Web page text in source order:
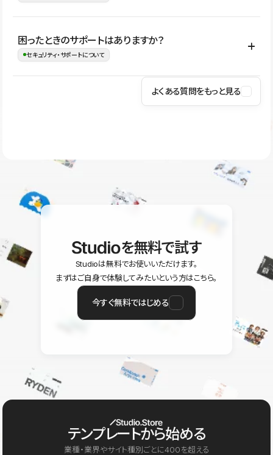
ながらレイアウトに影響を与えずに更新作業を進めやすくなりま
す。
Studioでは、公開サイトやサービスを安全に利用できるよう、通信
の暗号化、データ保護、アクセス管理、脆弱性対策など、複数の観
はSSL/TLSによる通信暗号化に対応しており、悪質なスクリプトの
困ったときのサポートはありますか？
セキュリティ・サポートについて
操作方法や機能については、ヘルプセンターでご確認いただけま
ユーザー同士で質問・相談できるコミュニティもご利用ください。
よくある質問をもっと見る
を無料で試す
Studioは無料でお使いいただけます。
まずはご自身で体験してみたいという方はこちら。
今すぐ無料ではじめる
テンプレートから始める
業種・業界やサイト種別ごとに400を超える